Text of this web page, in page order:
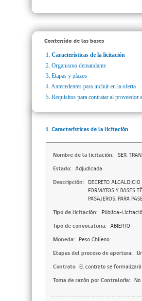
Contenido de las bases
1. Características de la licitación
2. Organismo demandante
3. Etapas y plazos
4. Antecedentes para incluir en la oferta
5. Requisitos para contratar al proveedor
1. Características de la licitación
Nombre de la licitación: SER.
Estado: Adjudicada
Descripción: DECRETO
FORMATOS Y BASES
PASAJEROS, PARA
Tipo de licitación: Pública-
Tipo de convocatoria: ABIERTO
Moneda: Peso Chileno
Etapas del proceso de apertura:
Contrato El contrato se
Toma de razón por Contraloría: